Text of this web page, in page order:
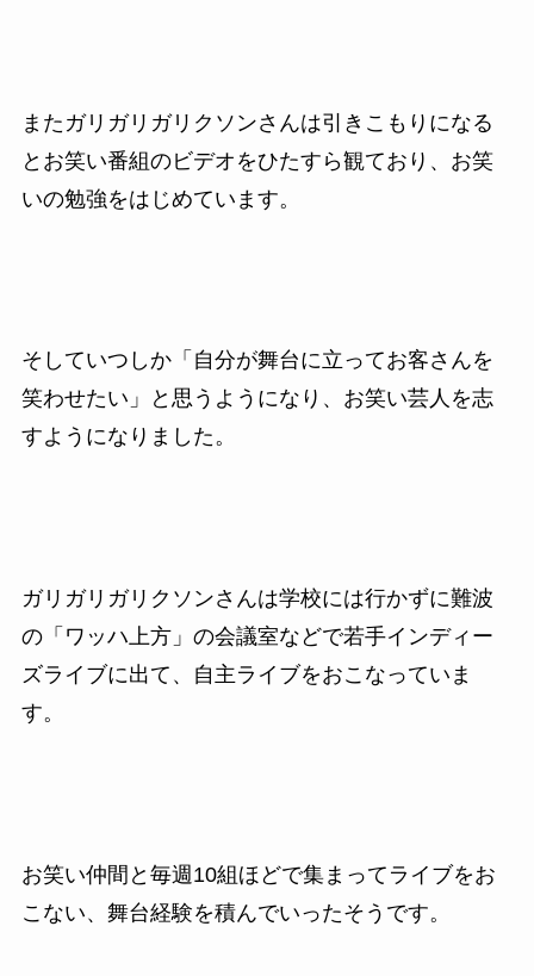
またガリガリガリクソンさんは引きこもりになる
とお笑い番組のビデオをひたすら観ており、お笑
いの勉強をはじめています。
そしていつしか「自分が舞台に立ってお客さんを
笑わせたい」と思うようになり、お笑い芸人を志
すようになりました。
ガリガリガリクソンさんは学校には行かずに難波
の「ワッハ上方」の会議室などで若手インディー
ズライブに出て、自主ライブをおこなっていま
す。
お笑い仲間と毎週10組ほどで集まってライブをお
こない、舞台経験を積んでいったそうです。